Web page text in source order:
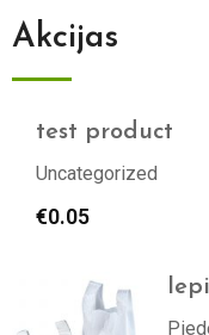
Akcijas
test product
Uncategorized
€0.05